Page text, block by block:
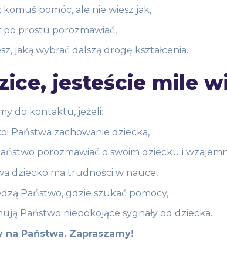
komuś pomóc, ale nie wiesz jak,
po prostu porozmawiać,
jaką wybrać dalszą drogę kształcenia.
jesteście mile
do kontaktu, jeżeli:
Państwa zachowanie dziecka,
porozmawiać o swoim dziecku i
dziecko ma trudności w nauce,
Państwo, gdzie szukać pomocy,
Państwo niepokojące sygnały od dziecka.
na Państwa. Zapraszamy!